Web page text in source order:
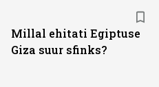
Millal ehitati Egiptuse
Giza suur sfinks?